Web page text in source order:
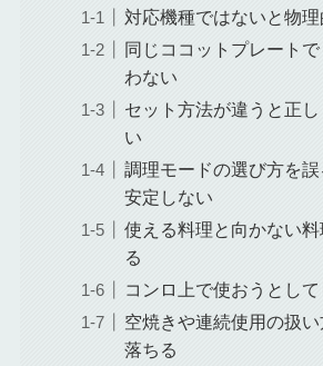
対応機種ではないと物
同じココットプレート
わない
セット方法が違うと正し
い
調理モードの選び方を
安定しない
使える料理と向かない
る
コンロ上で使おうとし
空焼きや連続使用の扱
落ちる